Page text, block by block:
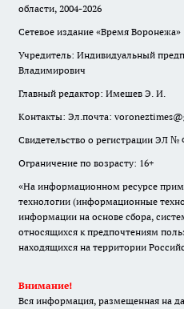
области, 2004-2026
Сетевое издание «Время Воронежа»
Учредитель: Индивидуальный
Владимирович
Главный редактор: Имешев Э. И.
Контакты: Эл.почта:
Свидетельство о регистрации ЭЛ №
Ограничение по возрасту: 16+
«На информационном ресурсе
технологии (информационные
информации на основе сбора,
относящихся к предпочтениям
находящихся на территории
Внимание!
Вся информация, размещенная на